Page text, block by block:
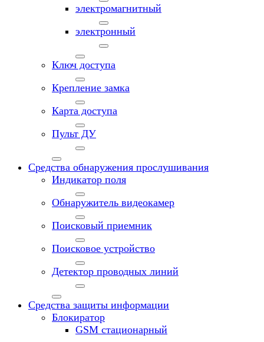
электромагнитный
электронный
Ключ доступа
Крепление замка
Карта доступа
Пульт ДУ
Средства обнаружения прослушивания
Индикатор поля
Обнаружитель видеокамер
Поисковый приемник
Поисковое устройство
Детектор проводных линий
Средства защиты информации
Блокиратор
GSM стационарный